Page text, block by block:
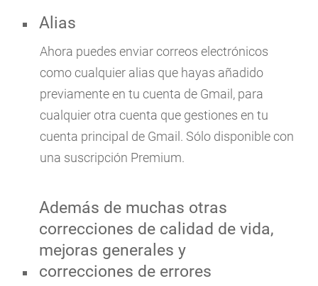
Alias
Ahora puedes enviar correos electrónicos
como cualquier alias que hayas añadido
previamente en tu cuenta de Gmail, para
cualquier otra cuenta que gestiones en tu
cuenta principal de Gmail. Sólo disponible con
una suscripción Premium.
Además de muchas otras
correcciones de calidad de vida,
mejoras generales y
correcciones de errores